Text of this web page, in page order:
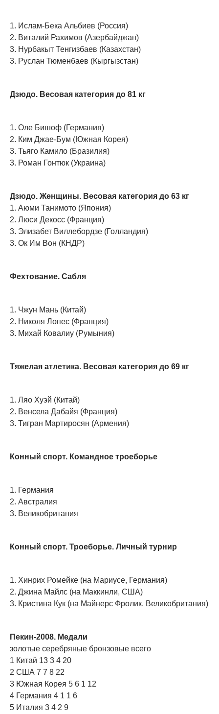
1. Ислам-Бека Альбиев (Россия)
2. Виталий Рахимов (Азербайджан)
3. Нурбакыт Тенгизбаев (Казахстан)
3. Руслан Тюменбаев (Кыргызстан)
Дзюдо. Весовая категория до 81 кг
1. Оле Бишоф (Германия)
2. Ким Джае-Бум (Южная Корея)
3. Тьяго Камило (Бразилия)
3. Роман Гонтюк (Украина)
Дзюдо. Женщины. Весовая категория до 63 кг
1. Аюми Танимото (Япония)
2. Люси Декосс (Франция)
3. Элизабет Виллебордзе (Голландия)
3. Ок Им Вон (КНДР)
Фехтование. Сабля
1. Чжун Мань (Китай)
2. Николя Лопес (Франция)
3. Михай Ковалиу (Румыния)
Тяжелая атлетика. Весовая категория до 69 кг
1. Ляо Хуэй (Китай)
2. Венсела Дабайя (Франция)
3. Тигран Мартиросян (Армения)
Конный спорт. Командное троеборье
1. Германия
2. Австралия
3. Великобритания
Конный спорт. Троеборье. Личный турнир
1. Хинрих Ромейке (на Мариусе, Германия)
2. Джина Майлс (на Маккинли, США)
3. Кристина Кук (на Майнерс Фролик, Великобритания)
Пекин-2008. Медали
золотые серебряные бронзовые всего
1 Китай 13 3 4 20
2 США 7 7 8 22
3 Южная Корея 5 6 1 12
4 Германия 4 1 1 6
5 Италия 3 4 2 9